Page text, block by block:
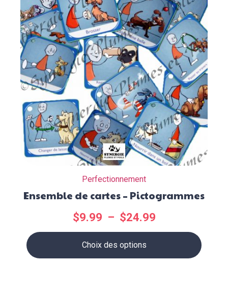
Perfectionnement
Ensemble de cartes – Pictogrammes
$9.99 – $24.99
Choix des options